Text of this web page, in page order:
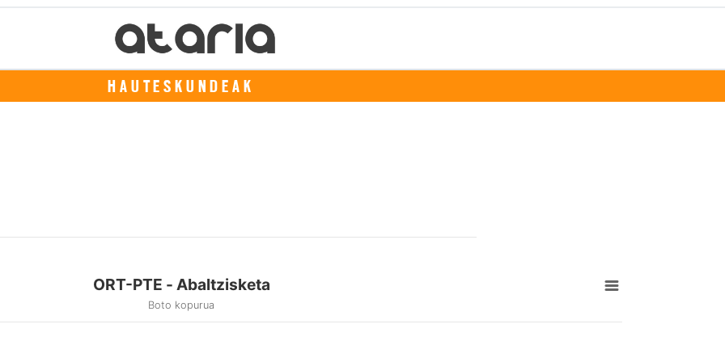
HAUTESKUNDEAK
ORT-PTE - Abaltzisketa
Boto kopurua